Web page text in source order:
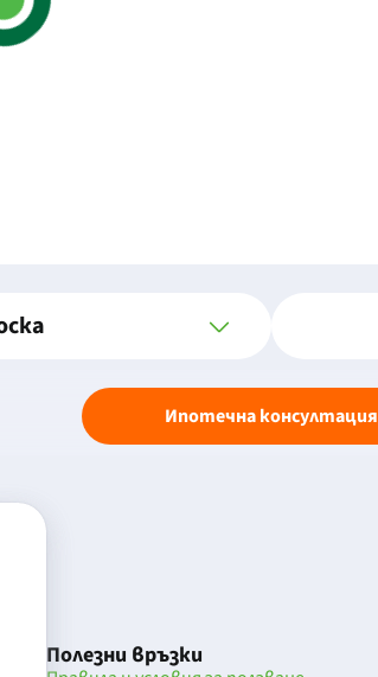
Ипотечна консултация
Полезни връзки